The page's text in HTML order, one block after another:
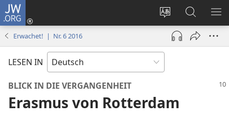
JW.ORG
Websitesprache
ändern
Anmelden
(öffnet
neues
Fenster)
Suche
Erwachet! | Nr. 6 2016
LESEN IN
BLICK IN DIE VERGANGENHEIT
Erasmus von Rotterdam